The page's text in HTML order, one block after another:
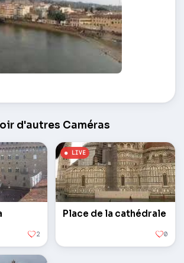
d'autres Caméras
2
Place de la cathédrale
0